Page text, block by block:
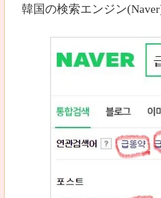
韓国の検索エンジン